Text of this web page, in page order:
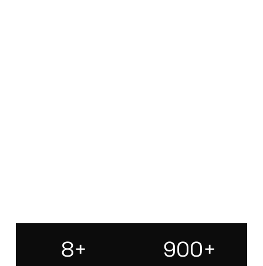
8+ 900+